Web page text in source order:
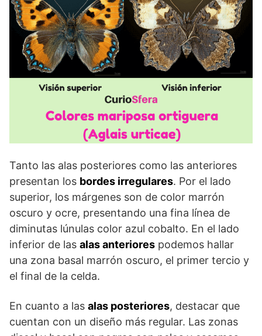
Tanto las alas posteriores como las anteriores
presentan los bordes irregulares. Por el lado
superior, los márgenes son de color marrón
oscuro y ocre, presentando una fina línea de
diminutas lúnulas color azul cobalto. En el lado
inferior de las alas anteriores podemos hallar
una zona basal marrón oscuro, el primer tercio y
el final de la celda.
En cuanto a las alas posteriores, destacar que
cuentan con un diseño más regular. Las zonas